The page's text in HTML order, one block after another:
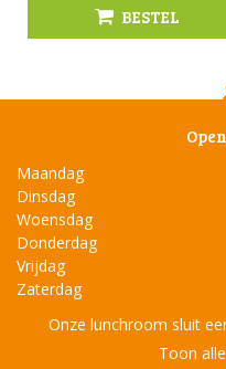
BESTEL
Maandag
Dinsdag
Woensdag
Donderdag
Vrijdag
Zaterdag
Onze lunchroom sluit
Toon